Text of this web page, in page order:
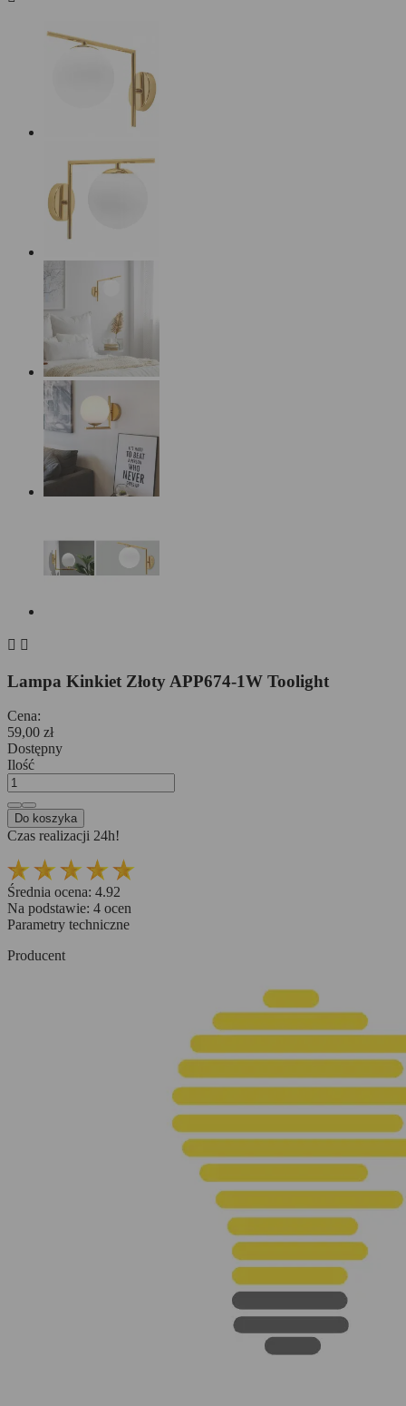
 
Lampa Kinkiet Złoty APP674-1W Toolight
Cena:
59,00 zł
Dostępny
Ilość
Do koszyka
Czas realizacji 24h!
Średnia ocena: 4.92
Na podstawie: 4 ocen
Parametry techniczne
Producent